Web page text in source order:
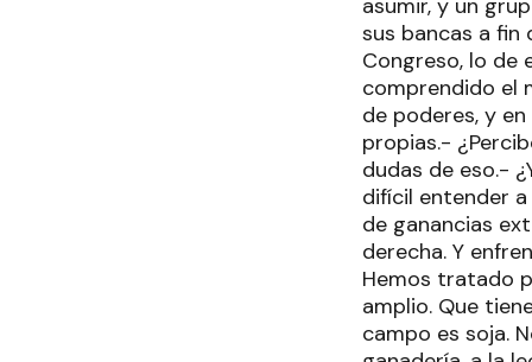
asumir, y un
sus bancas a fin
Congreso, lo de
comprendido el
de poderes, y
propias.-
dudas de eso.-
difícil entender
de ganancias
derecha. Y
Hemos tratado
amplio. Que
campo es soja.